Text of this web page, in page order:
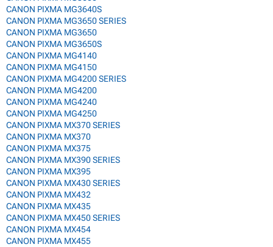
CANON PIXMA MG3640S
CANON PIXMA MG3650 SERIES
CANON PIXMA MG3650
CANON PIXMA MG3650S
CANON PIXMA MG4140
CANON PIXMA MG4150
CANON PIXMA MG4200 SERIES
CANON PIXMA MG4200
CANON PIXMA MG4240
CANON PIXMA MG4250
CANON PIXMA MX370 SERIES
CANON PIXMA MX370
CANON PIXMA MX375
CANON PIXMA MX390 SERIES
CANON PIXMA MX395
CANON PIXMA MX430 SERIES
CANON PIXMA MX432
CANON PIXMA MX435
CANON PIXMA MX450 SERIES
CANON PIXMA MX454
CANON PIXMA MX455